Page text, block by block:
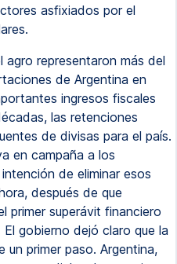
asfixiados por el
agro representaron más del
de Argentina en
ingresos fiscales
las retenciones
de divisas para el país.
en campaña a los
de eliminar esos
después de que
primer superávit financiero
gobierno dejó claro que la
primer paso. Argentina,